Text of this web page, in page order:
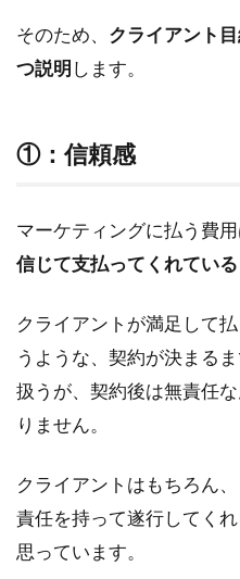
ル
と
web
グの
知識
の特
徴
2.1.1
ィング
コンサ
そのため、 クライアント
つ説明 します。
①：信頼感
マーケティングに払う費
信じて支払ってくれている
クライアントが満足して
うような、契約が決まる
扱うが、契約後は無責任
りません。
クライアントはもちろん
責任を持って遂行してく
思っています。